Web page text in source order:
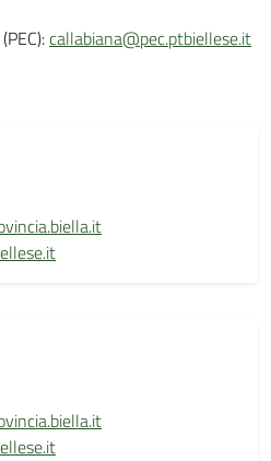
callabiana@pec.ptbiellese.it